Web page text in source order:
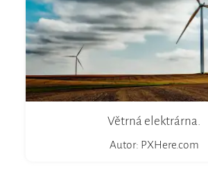
Větrná elektrárna.
Autor: PXHere.com